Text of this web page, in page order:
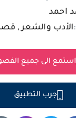
احمد
الأدب والشعر ,
استمع الى جميع
جرب التطبيق